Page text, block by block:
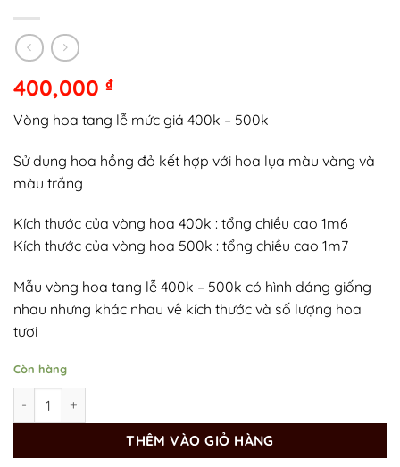
400,000 ₫
Vòng hoa tang lễ mức giá 400k – 500k
Sử dụng hoa hồng đỏ kết hợp với hoa lụa màu vàng và
màu trắng
Kích thước của vòng hoa 400k : tổng chiều cao 1m6
Kích thước của vòng hoa 500k : tổng chiều cao 1m7
Mẫu vòng hoa tang lễ 400k – 500k có hình dáng giống
nhau nhưng khác nhau về kích thước và số lượng hoa
tươi
Còn hàng
Vòng Hoa Nhà Tang Lễ Bệnh Viện Hà Đông số lượng
THÊM VÀO GIỎ HÀNG